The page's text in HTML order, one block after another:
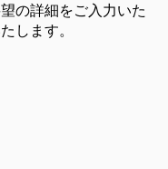
の詳細をご入力いた
します。